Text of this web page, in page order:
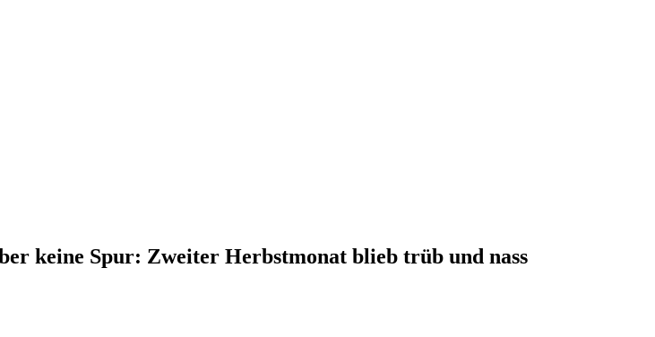
keine Spur: Zweiter Herbstmonat blieb trüb und nass